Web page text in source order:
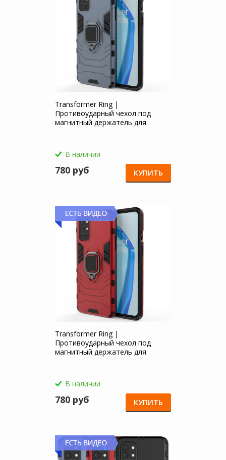
Transformer Ring |
Противоударный чехол под
магнитный держатель для
В наличии
780 руб КУПИТЬ
Transformer Ring |
Противоударный чехол под
магнитный держатель для
В наличии
780 руб КУПИТЬ